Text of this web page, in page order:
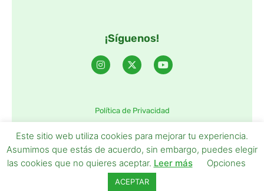
¡Síguenos!
Política de Privacidad
Este sitio web utiliza cookies para mejorar tu experiencia.
Asumimos que estás de acuerdo, sin embargo, puedes elegir
las cookies que no quieres aceptar. Leer más Opciones
ACEPTAR